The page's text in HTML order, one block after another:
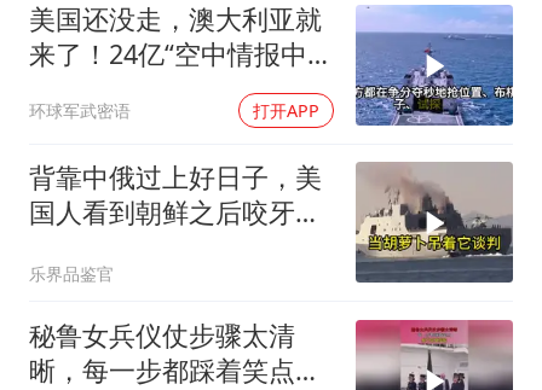
美国还没走，澳大利亚就
来了！24亿“空中情报中
心”刚到手就杀入南海
环球军武密语 打开APP
背靠中俄过上好日子，美
国人看到朝鲜之后咬牙切
乐界品鉴官
秘鲁女兵仪仗步骤太清
晰，每一步都踩着笑点，